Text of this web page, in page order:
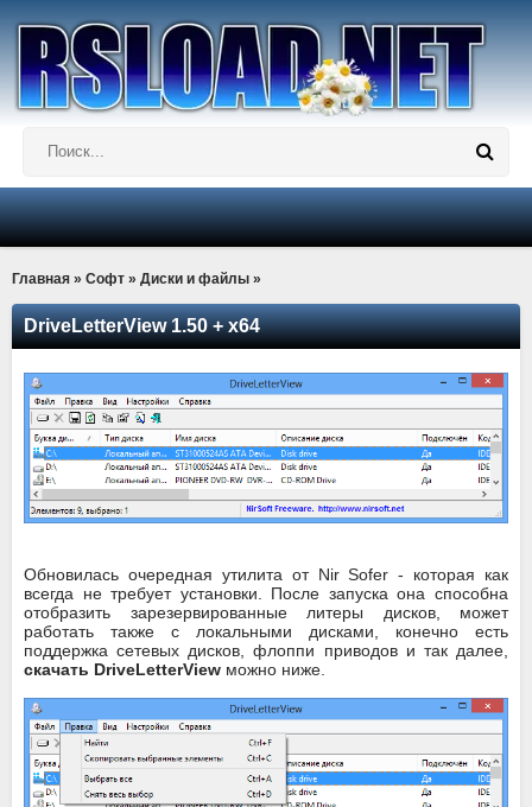
Главная » Софт » Диски и файлы »
DriveLetterView 1.50 + x64
Обновилась очередная утилита от Nir Sofer - которая как
всегда не требует установки. После запуска она способна
отобразить зарезервированные литеры дисков, может
работать также с локальными дисками, конечно есть
поддержка сетевых дисков, флоппи приводов и так далее,
скачать DriveLetterView можно ниже.